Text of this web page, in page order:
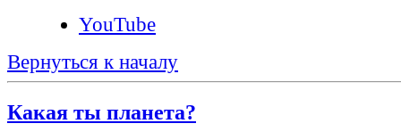
YouTube
Вернуться к началу
Какая ты планета?